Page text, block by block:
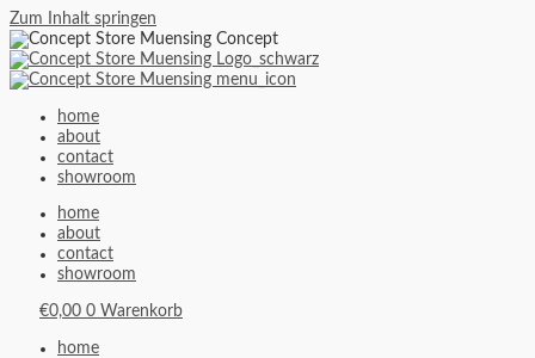
Zum Inhalt springen
home
about
contact
showroom
home
about
contact
showroom
€0,00 0 Warenkorb
home